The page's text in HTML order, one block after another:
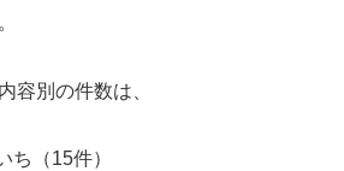
容別の件数は、
ち（15件）